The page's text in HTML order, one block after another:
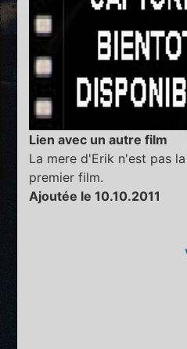
Lien avec un autre film
La mere d'Erik n'est pas
premier film.
Ajoutée le 10.10.2011